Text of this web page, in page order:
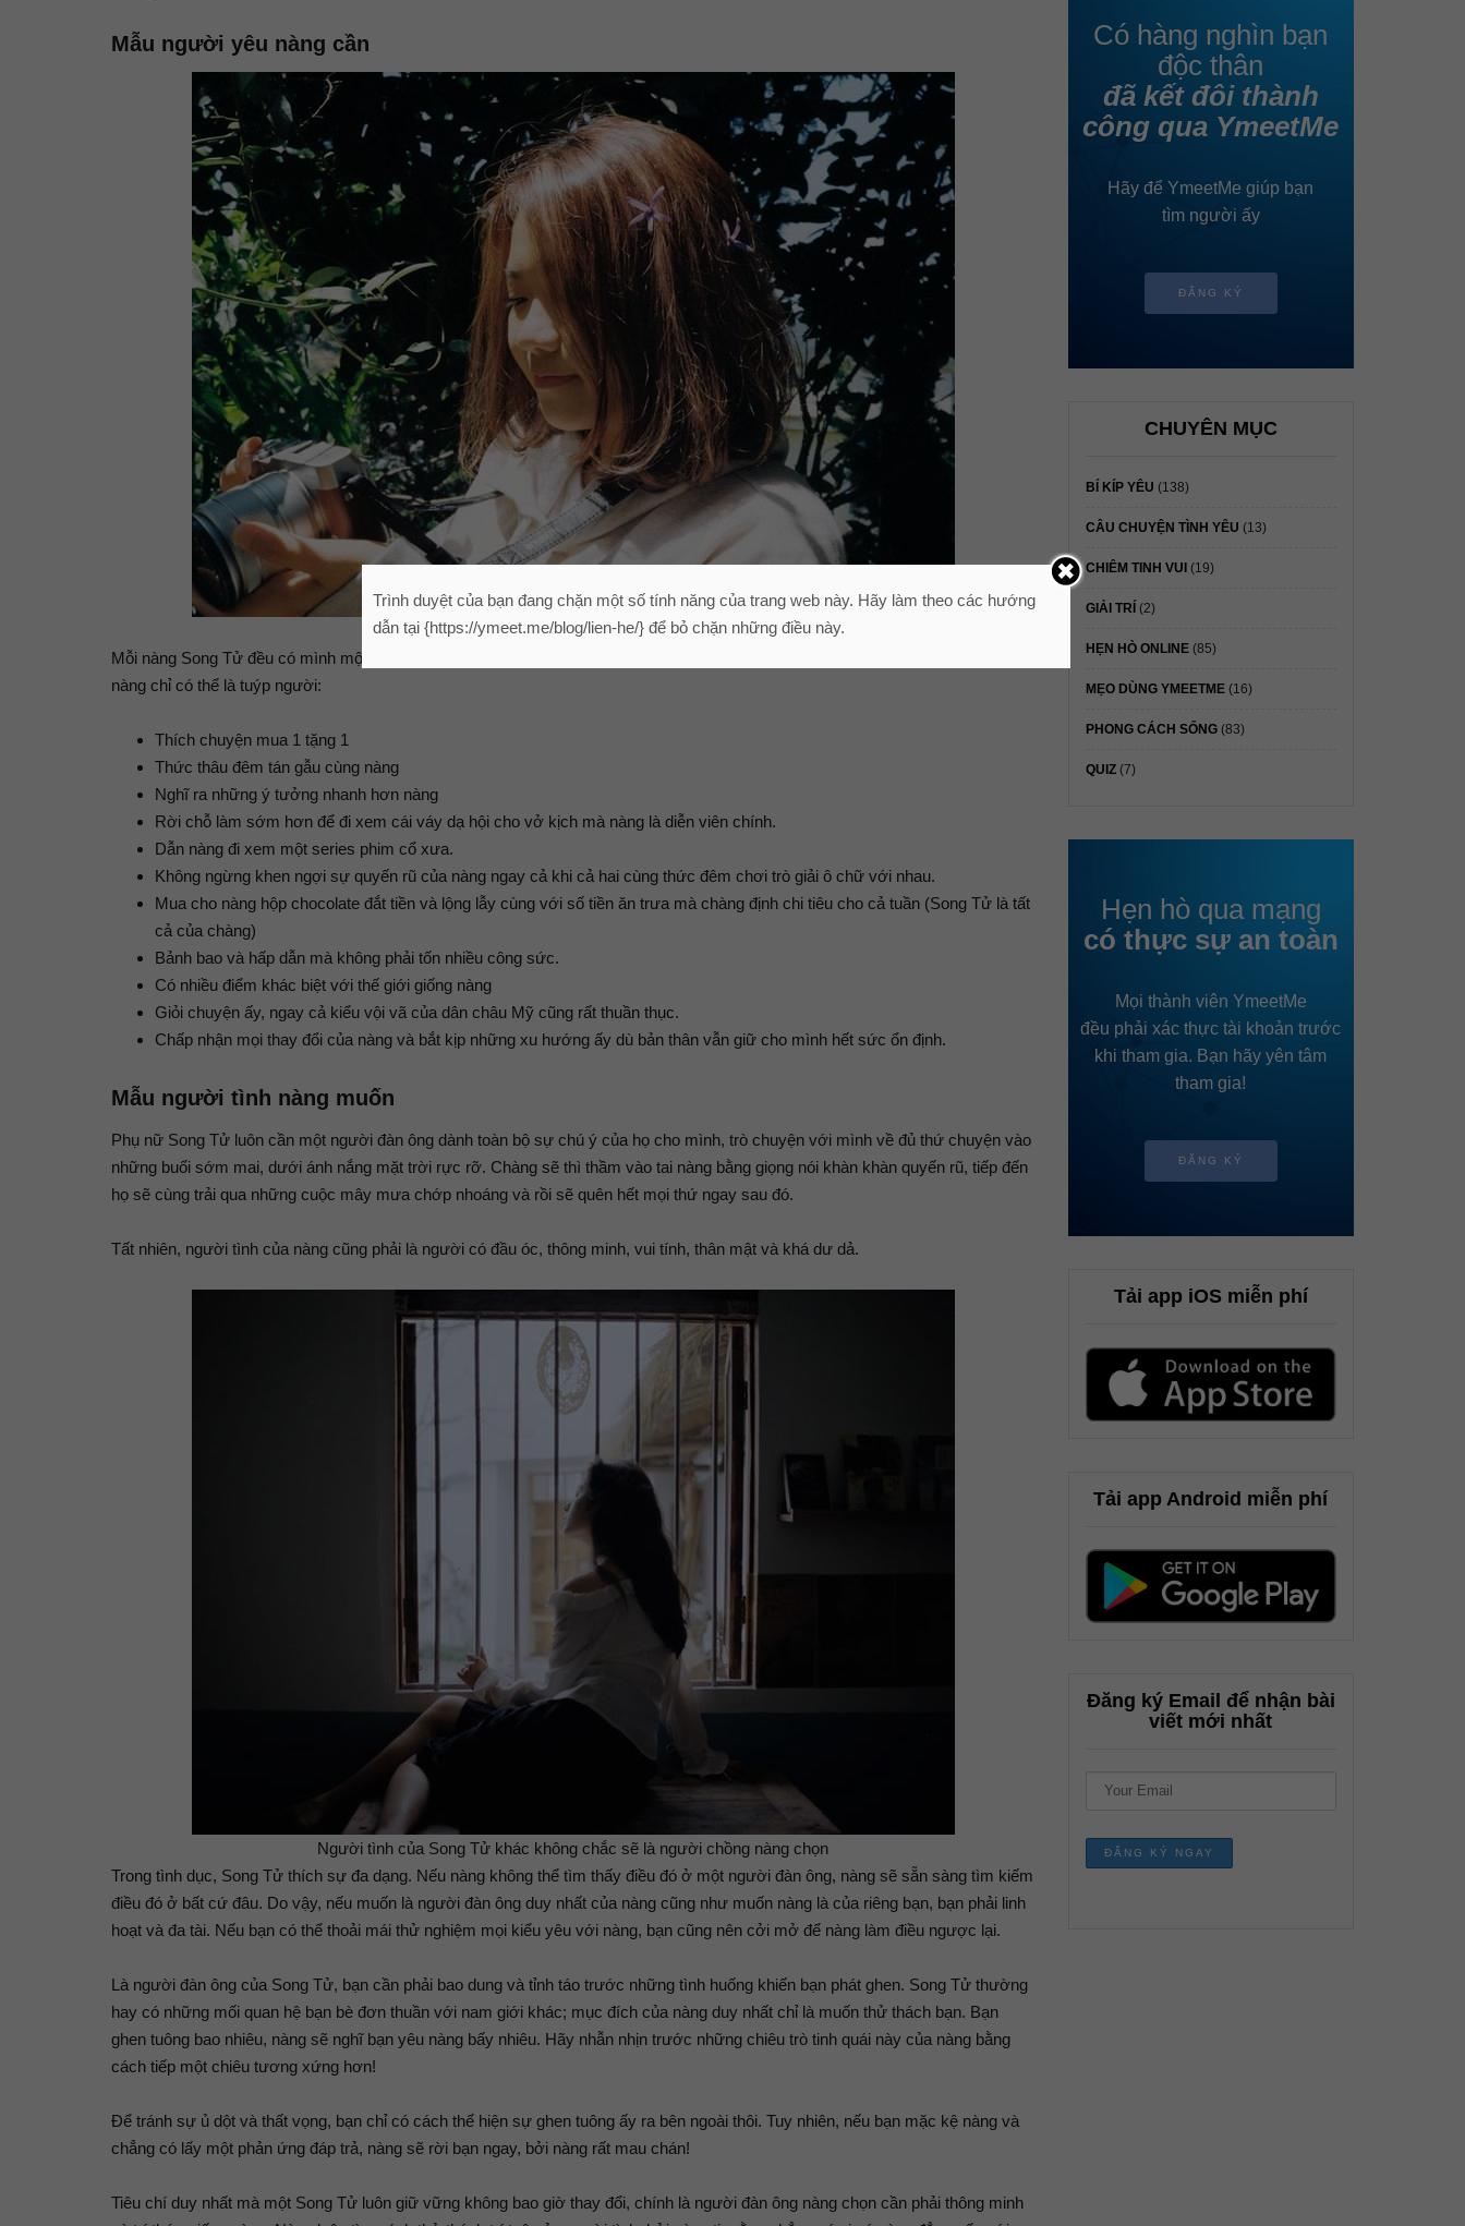
Mẫu người yêu nàng cần
Song Tử – Những cô gái tự do và phóng khoáng
Mỗi nàng Song Tử đều có mình một danh sách bí mật những tiêu chí mà nàng cần ở một chàng trai. Lọt vào “đôi mắt xanh” của
nàng chỉ có thể là tuýp người:
Thích chuyện mua 1 tặng 1
Thức thâu đêm tán gẫu cùng nàng
Nghĩ ra những ý tưởng nhanh hơn nàng
Rời chỗ làm sớm hơn để đi xem cái váy dạ hội cho vở kịch mà nàng là diễn viên chính.
Dẫn nàng đi xem một series phim cổ xưa.
Không ngừng khen ngợi sự quyến rũ của nàng ngay cả khi cả hai cùng thức đêm chơi trò giải ô chữ với nhau.
Mua cho nàng hộp chocolate đắt tiền và lộng lẫy cùng với số tiền ăn trưa mà chàng định chi tiêu cho cả tuần (Song Tử là tất
cả của chàng)
Bảnh bao và hấp dẫn mà không phải tốn nhiều công sức.
Có nhiều điểm khác biệt với thế giới giống nàng
Giỏi chuyện ấy, ngay cả kiểu vội vã của dân châu Mỹ cũng rất thuần thục.
Chấp nhận mọi thay đổi của nàng và bắt kịp những xu hướng ấy dù bản thân vẫn giữ cho mình hết sức ổn định.
Mẫu người tình nàng muốn
Phụ nữ Song Tử luôn cần một người đàn ông dành toàn bộ sự chú ý của họ cho mình, trò chuyện với mình về đủ thứ chuyện vào
những buổi sớm mai, dưới ánh nắng mặt trời rực rỡ. Chàng sẽ thì thầm vào tai nàng bằng giọng nói khàn khàn quyến rũ, tiếp đến
họ sẽ cùng trải qua những cuộc mây mưa chớp nhoáng và rồi sẽ quên hết mọi thứ ngay sau đó.
Tất nhiên, người tình của nàng cũng phải là người có đầu óc, thông minh, vui tính, thân mật và khá dư dả.
Người tình của Song Tử khác không chắc sẽ là người chồng nàng chọn
Trong tình dục, Song Tử thích sự đa dạng. Nếu nàng không thể tìm thấy điều đó ở một người đàn ông, nàng sẽ sẵn sàng tìm kiếm
điều đó ở bất cứ đâu. Do vậy, nếu muốn là người đàn ông duy nhất của nàng cũng như muốn nàng là của riêng bạn, bạn phải linh
hoạt và đa tài. Nếu bạn có thể thoải mái thử nghiệm mọi kiểu yêu với nàng, bạn cũng nên cởi mở để nàng làm điều ngược lại.
Là người đàn ông của Song Tử, bạn cần phải bao dung và tỉnh táo trước những tình huống khiến bạn phát ghen. Song Tử thường
hay có những mối quan hệ bạn bè đơn thuần với nam giới khác; mục đích của nàng duy nhất chỉ là muốn thử thách bạn. Bạn
ghen tuông bao nhiêu, nàng sẽ nghĩ bạn yêu nàng bấy nhiêu. Hãy nhẫn nhịn trước những chiêu trò tinh quái này của nàng bằng
cách tiếp một chiêu tương xứng hơn!
Để tránh sự ủ dột và thất vọng, bạn chỉ có cách thể hiện sự ghen tuông ấy ra bên ngoài thôi. Tuy nhiên, nếu bạn mặc kệ nàng và
chẳng có lấy một phản ứng đáp trả, nàng sẽ rời bạn ngay, bởi nàng rất mau chán!
Tiêu chí duy nhất mà một Song Tử luôn giữ vững không bao giờ thay đổi, chính là người đàn ông nàng chọn cần phải thông minh
Có hàng nghìn bạn
độc thân
đã kết đôi thành
công qua YmeetMe
Hãy để YmeetMe giúp bạn
tìm người ấy
ĐĂNG KÝ
CHUYÊN MỤC
BÍ KÍP YÊU (138)
CÂU CHUYỆN TÌNH YÊU (13)
CHIÊM TINH VUI (19)
GIẢI TRÍ (2)
HẸN HÒ ONLINE(85)
MẸO DÙNG YMEETME(16)
PHONG CÁCH SỐNG(83)
QUIZ(7)
Hẹn hò qua mạng
có thực sự an toàn
Mọi thành viên YmeetMe
đều phải xác thực tài khoản trước
khi tham gia. Bạn hãy yên tâm
tham gia!
ĐĂNG KÝ
Tải app iOS miễn phí
Tải app Android miễn phí
Đăng ký Email để nhận bài
viết mới nhất
Trình duyệt của bạn đang chặn một số tính năng của trang web này. Hãy làm theo các hướng
dẫn tại {https://ymeet.me/blog/lien-he/} để bỏ chặn những điều này.